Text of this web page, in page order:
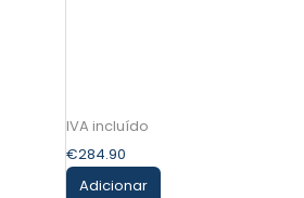
€284.90
Adicionar